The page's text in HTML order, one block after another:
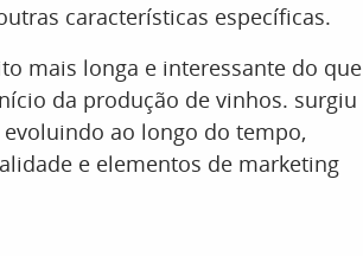
características específicas.
mais longa e interessante do que
da produção de vinhos. surgiu
ao longo do tempo,
e elementos de marketing